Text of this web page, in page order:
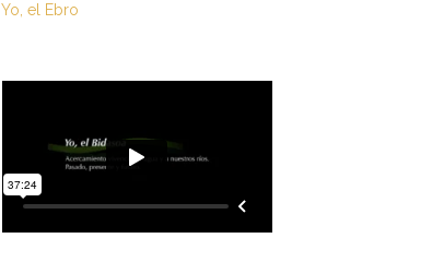
Yo, el Ebro